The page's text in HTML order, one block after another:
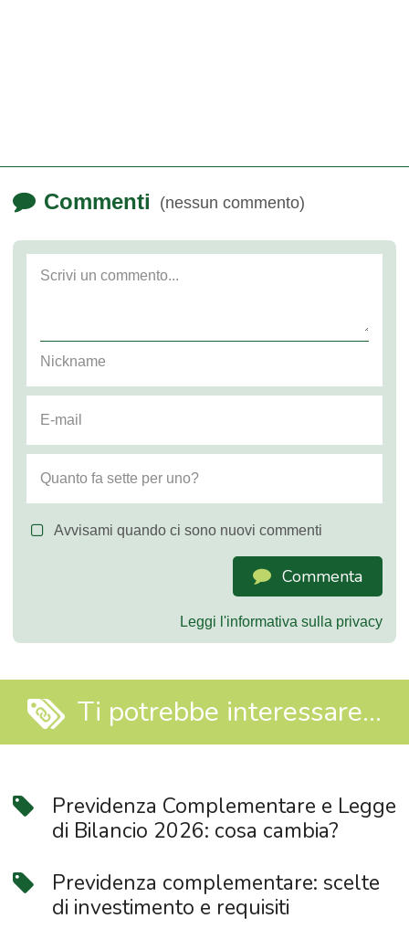
Commenti (nessun commento)
Avvisami quando ci sono nuovi commenti
Commenta
Leggi l'informativa sulla privacy
Ti potrebbe interessare...
Previdenza Complementare e Legge
di Bilancio 2026: cosa cambia?
Previdenza complementare: scelte
di investimento e requisiti